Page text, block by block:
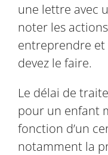
une lettre avec
noter les
entreprendre et
devez le faire.
Le délai de
pour un enfant
fonction d’un
notamment la